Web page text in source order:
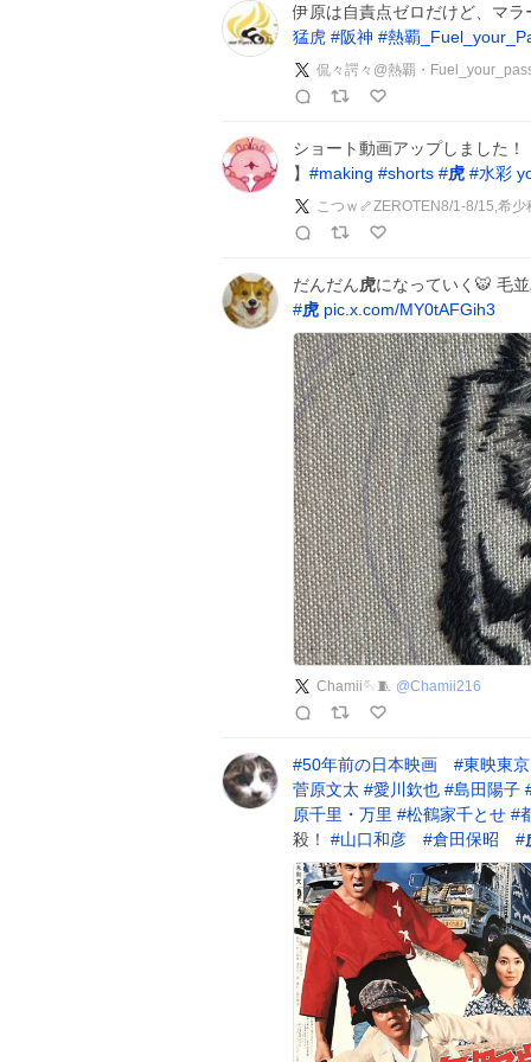
伊原は自責点ゼロだけど、マ
猛虎 #阪神 #熱覇
侃々諤々@熱覇・
ショート動画アップしました！
】 #making #shorts #虎 #水彩
こつｗ🦴ZEROTEN8/1-8/15,希
だんだん虎になっていく🐯 毛
#虎 pic.x.com/MY0tAFGih3
Chamii🪡🧵 @Chamii216
#50年前の日本映画 #東映東京
菅原文太 #愛川欽也 #島田陽子
原千里・万里 #松鶴家千とせ #
殺！ #山口和彦 #倉田保昭 #